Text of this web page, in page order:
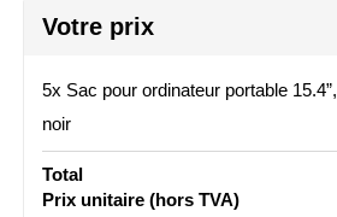
Stilolinea
STORMaxi
3
Votre prix
5x Sac pour ordinateur portable 15.4”,
noir
Total
Prix unitaire (hors TVA)